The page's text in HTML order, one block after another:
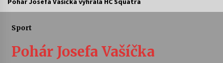
Sport
Pohár Josefa Vašíčka